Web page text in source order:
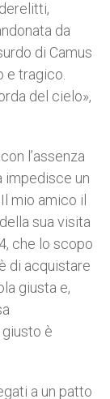
da
di Camus
e tragico.
del cielo»,
l’assenza
impedisce un
mio amico il
sua visita
che lo scopo
di acquistare
giusta e,
è
a un patto